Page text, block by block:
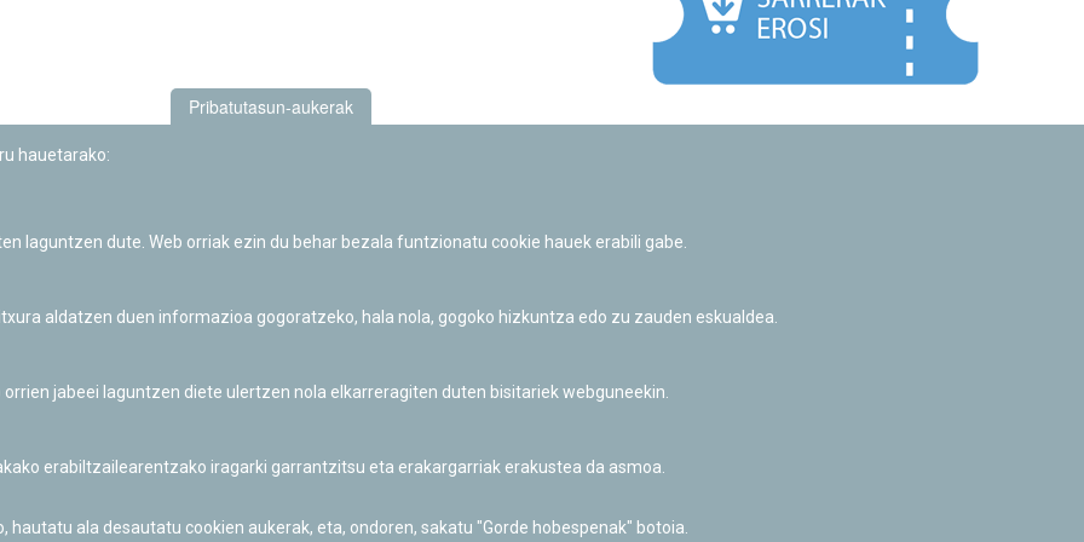
Informazio publikoa eskatzeko baimena
Pribatutasun-aukerak
hauetarako:
laguntzen dute. Web orriak ezin du behar bezala funtzionatu cookie hauek erabili gabe.
aldatzen duen informazioa gogoratzeko, hala nola, gogoko hizkuntza edo zu zauden eskualdea.
jabeei laguntzen diete ulertzen nola elkarreragiten duten bisitariek webguneekin.
erabiltzailearentzako iragarki garrantzitsu eta erakargarriak erakustea da asmoa.
ala desautatu cookien aukerak, eta, ondoren, sakatu "Gorde hobespenak" botoia.